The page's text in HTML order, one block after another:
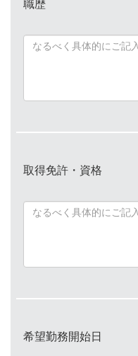
職歴
取得免許・資格
希望勤務開始日